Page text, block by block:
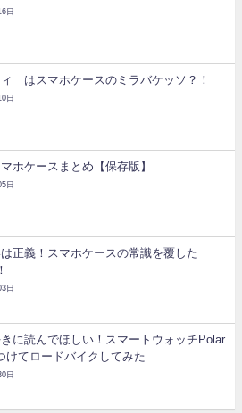
日
®はスマホケースのミラバケッソ？！
日
ホケースまとめ【保存版】
日
正義！スマホケースの常識を覆した
日
に読んでほしい！スマートウォッチPolar
けてロードバイクしてみた
日